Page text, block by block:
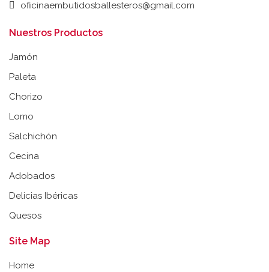
oficinaembutidosballesteros@gmail.com
Nuestros Productos
Jamón
Paleta
Chorizo
Lomo
Salchichón
Cecina
Adobados
Delicias Ibéricas
Quesos
Site Map
Home